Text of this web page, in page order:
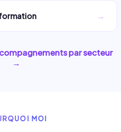
→
par secteur
→
MOI